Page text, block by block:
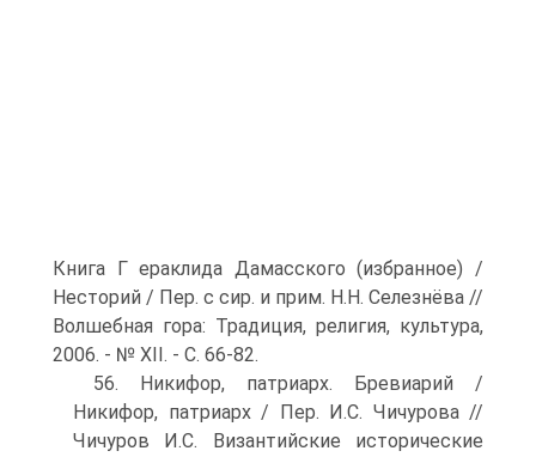
Книга Г ераклида Дамасского (избранное) /
Несторий / Пер. с сир. и прим. Н.Н. Селезнёва //
Волшебная гора: Традиция, религия, культура,
2006. - № ХІІ. - С. 66-82.
56. Никифор, патриарх. Бревиарий /
Никифор, патриарх / Пер. И.С. Чичурова //
Чичуров И.С. Византийские исторические